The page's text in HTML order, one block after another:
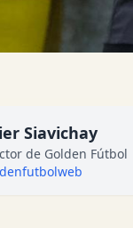
Siavichay
de Golden Fútbol